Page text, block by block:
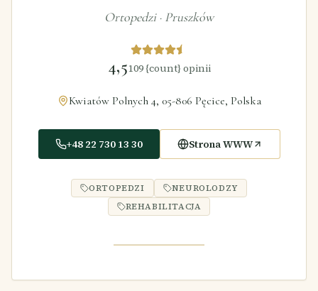
Ortopedzi· Pruszków
4,5109 {count} opinii
Kwiatów Polnych 4, 05-806 Pęcice, Polska
+48 22 730 13 30 Strona WWW
ORTOPEDZI
NEUROLODZY
REHABILITACJA